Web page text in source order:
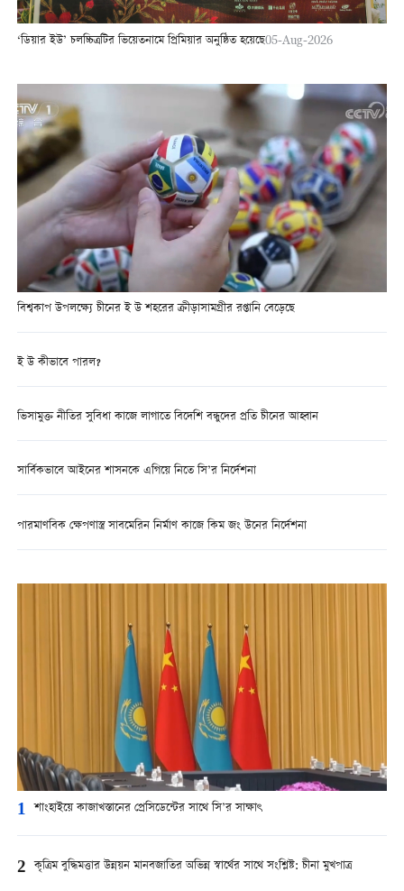
‘ডিয়ার ইউ’ চলচ্চিত্রটির ভিয়েতনামে প্রিমিয়ার অনুষ্ঠিত হয়েছে05-Aug-2026
বিশ্বকাপ উপলক্ষ্যে চীনের ই উ শহরের ক্রীড়াসামগ্রীর রপ্তানি বেড়েছে
ই উ কীভাবে পারল?
ভিসামুক্ত নীতির সুবিধা কাজে লাগাতে বিদেশি বন্ধুদের প্রতি চীনের আহ্বান
সার্বিকভাবে আইনের শাসনকে এগিয়ে নিতে সি’র নির্দেশনা
পারমাণবিক ক্ষেপণাস্ত্র সাবমেরিন নির্মাণ কাজে কিম জং উনের নির্দেশনা
1 শাংহাইয়ে কাজাখস্তানের প্রেসিডেন্টের সাথে সি’র সাক্ষাৎ
2 কৃত্রিম বুদ্ধিমত্তার উন্নয়ন মানবজাতির অভিন্ন স্বার্থের সাথে সংশ্লিষ্ট: চীনা মুখপাত্র